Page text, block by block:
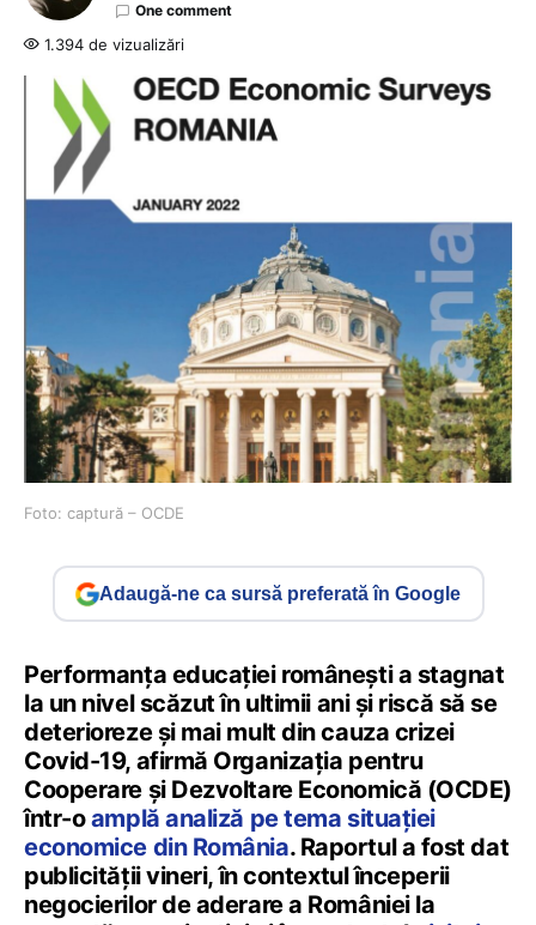
One comment
1.394 de vizualizări
Foto: captură – OCDE
Adaugă-ne ca sursă preferată în Google
Performanța educației românești a stagnat
la un nivel scăzut în ultimii ani și riscă să se
deterioreze și mai mult din cauza crizei
Covid-19, afirmă Organizația pentru
Cooperare și Dezvoltare Economică (OCDE)
într-oamplă analiză pe tema situației
economice din România. Raportul a fost dat
publicității vineri, în contextul începerii
negocierilor de aderare a României la